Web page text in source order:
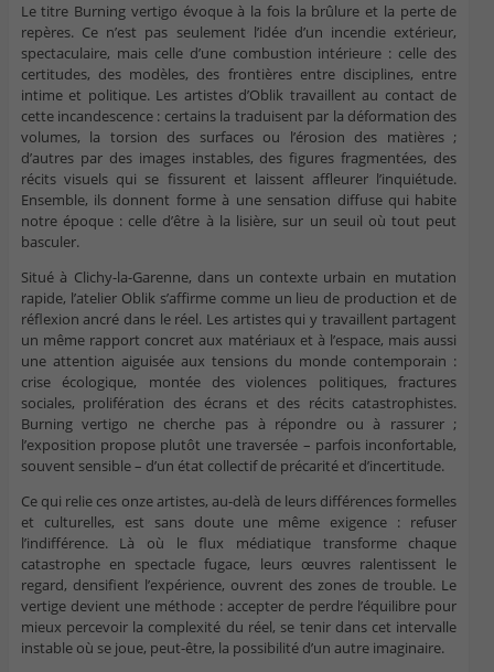
Le titre Burning vertigo évoque à la fois la brûlure et la perte de
repères. Ce n’est pas seulement l’idée d’un incendie extérieur,
spectaculaire, mais celle d’une combustion intérieure : celle des
certitudes, des modèles, des frontières entre disciplines, entre
intime et politique. Les artistes d’Oblik travaillent au contact de
cette incandescence : certains la traduisent par la déformation des
volumes, la torsion des surfaces ou l’érosion des matières ;
d’autres par des images instables, des figures fragmentées, des
récits visuels qui se fissurent et laissent affleurer l’inquiétude.
Ensemble, ils donnent forme à une sensation diffuse qui habite
notre époque : celle d’être à la lisière, sur un seuil où tout peut
basculer.
Situé à Clichy-la-Garenne, dans un contexte urbain en mutation
rapide, l’atelier Oblik s’affirme comme un lieu de production et de
réflexion ancré dans le réel. Les artistes qui y travaillent partagent
un même rapport concret aux matériaux et à l’espace, mais aussi
une attention aiguisée aux tensions du monde contemporain :
crise écologique, montée des violences politiques, fractures
sociales, prolifération des écrans et des récits catastrophistes.
Burning vertigo ne cherche pas à répondre ou à rassurer ;
l’exposition propose plutôt une traversée – parfois inconfortable,
souvent sensible – d’un état collectif de précarité et d’incertitude.
Ce qui relie ces onze artistes, au-delà de leurs différences formelles
et culturelles, est sans doute une même exigence : refuser
l’indifférence. Là où le flux médiatique transforme chaque
catastrophe en spectacle fugace, leurs œuvres ralentissent le
regard, densifient l’expérience, ouvrent des zones de trouble. Le
vertige devient une méthode : accepter de perdre l’équilibre pour
mieux percevoir la complexité du réel, se tenir dans cet intervalle
instable où se joue, peut-être, la possibilité d’un autre imaginaire.